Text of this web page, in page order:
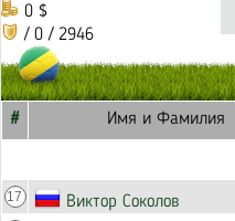
0 $
/ 0 / 2946
# Имя и Фамилия
17 Виктор Соколов